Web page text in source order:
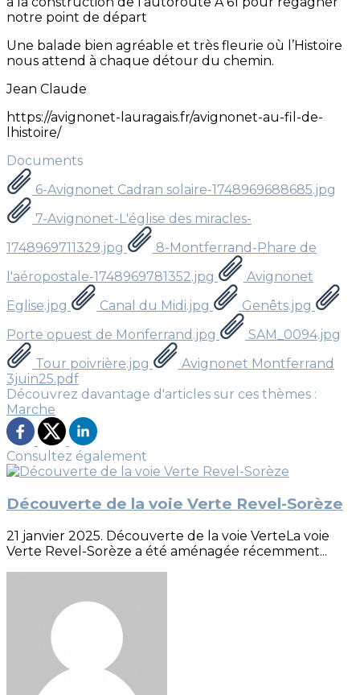
notre point de départ
Une balade bien agréable et très fleurie où l’Histoire
nous attend à chaque détour du chemin.
Jean Claude
https://avignonet-lauragais.fr/avignonet-au-fil-de-
lhistoire/
Documents
6-Avignonet Cadran solaire-1748969688685.jpg
7-Avignonet-L'église des miracles-
1748969711329.jpg
8-Montferrand-Phare de
l'aéropostale-1748969781352.jpg
Avignonet
Eglise.jpg
Canal du Midi.jpg
Genêts.jpg
Porte opuest de Monferrand.jpg
SAM_0094.jpg
Tour poivrière.jpg
Avignonet Montferrand
3juin25.pdf
Découvrez davantage d'articles sur ces thèmes :
Marche
Consultez également
Découverte de la voie Verte Revel-Sorèze
21 janvier 2025. Découverte de la voie VerteLa voie
Verte Revel-Sorèze a été aménagée récemment...